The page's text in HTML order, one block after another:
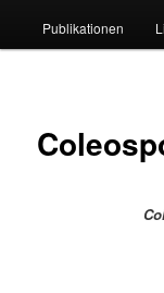
Publikationen